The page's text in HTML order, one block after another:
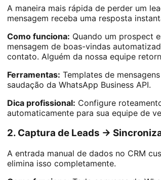
A maneira mais rápida de perder um
mensagem receba uma resposta
Como funciona: Quando um prospect
mensagem de boas-vindas
contato. Alguém da nossa equipe
Ferramentas: Templates de
saudação da WhatsApp Business API.
Dica profissional: Configure
automaticamente para sua equipe de
2. Captura de Leads →
A entrada manual de dados no CRM
elimina isso completamente.